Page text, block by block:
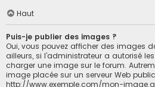
Haut
Puis-je publier des images ?
Oui, vous pouvez afficher des images
ailleurs, si l’administrateur a autorisé
charger une image sur le forum.
image placée sur un serveur Web
http://www.exemple.com/mon-